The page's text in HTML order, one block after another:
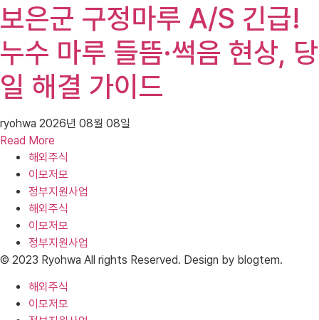
보은군 구정마루 A/S 긴급!
누수 마루 들뜸·썩음 현상, 당
일 해결 가이드
ryohwa 2026년 08월 08일
Read More
해외주식
이모저모
정부지원사업
해외주식
이모저모
정부지원사업
© 2023 Ryohwa All rights Reserved. Design by blogtem.
해외주식
이모저모